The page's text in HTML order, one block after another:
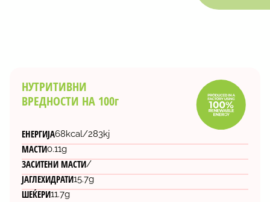
НУТРИТИВНИ
ВРЕДНОСТИ НА 100г
ЕНЕРГИЈА68kcal/283kj
МАСТИ0.11g
ЗАСИТЕНИ МАСТИ/
ЈАГЛЕХИДРАТИ15.7g
ШЕЌЕРИ11.7g